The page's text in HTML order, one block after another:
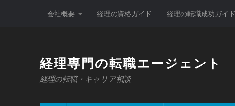
会社概要 経理の資格ガイド 経理の転職成功ガイド
経理専門の転職エージェント
経理の転職・キャリア相談